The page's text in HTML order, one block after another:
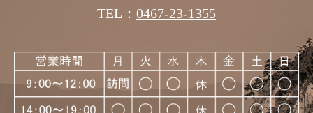
TEL： 0467-23-1355